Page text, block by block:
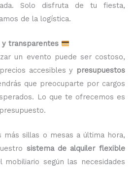
Solo disfruta de tu fiesta,
de la logística.
y transparentes
un evento puede ser costoso,
accesibles y presupuestos
que preocuparte por cargos
Lo que te ofrecemos es
más sillas o mesas a última hora,
sistema de alquiler flexible
según las necesidades